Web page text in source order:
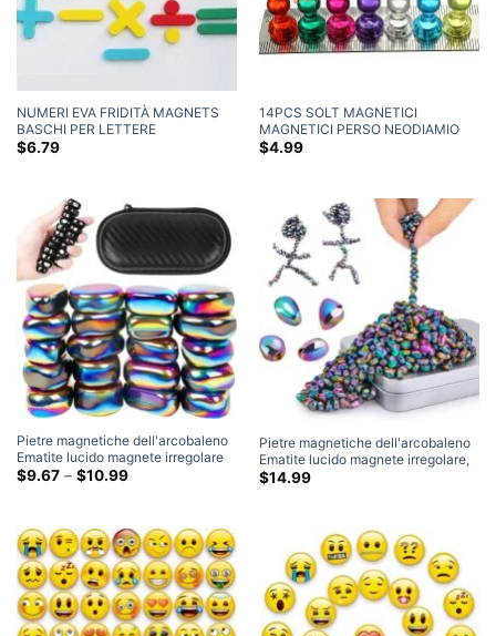
NUMERI EVA FRIDITÀ MAGNETS
BASCHI PER LETTERE
MAGNETICA MAGNET ALPHABET
$6.79
14PCS SOLT MAGNETICI
MAGNETICI PERSO NEODIAMIO
Magneti frigo
$4.99
Pietre magnetiche dell'arcobaleno
Ematite lucido magnete irregolare
(Grande)
$9.67 – $10.99Fascia
Attraverso
$10.99
Pietre magnetiche dell'arcobaleno
Ematite lucido magnete irregolare,
Giocattoli da scrivania dei
$14.99